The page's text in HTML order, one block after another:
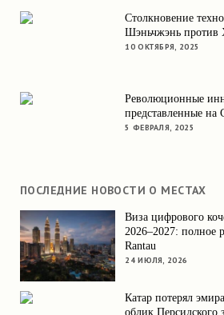
Столкновение
Шэньчжэнь против
10 ОКТЯБРЯ, 2025
Революционные
представленные на
5 ФЕВРАЛЯ, 2025
ПОСЛЕДНИЕ НОВОСТИ О МЕСТАХ
Виза цифрового
2026–2027: полное
Rantau
24 ИЮЛЯ, 2026
Катар потерял
облик Персидского